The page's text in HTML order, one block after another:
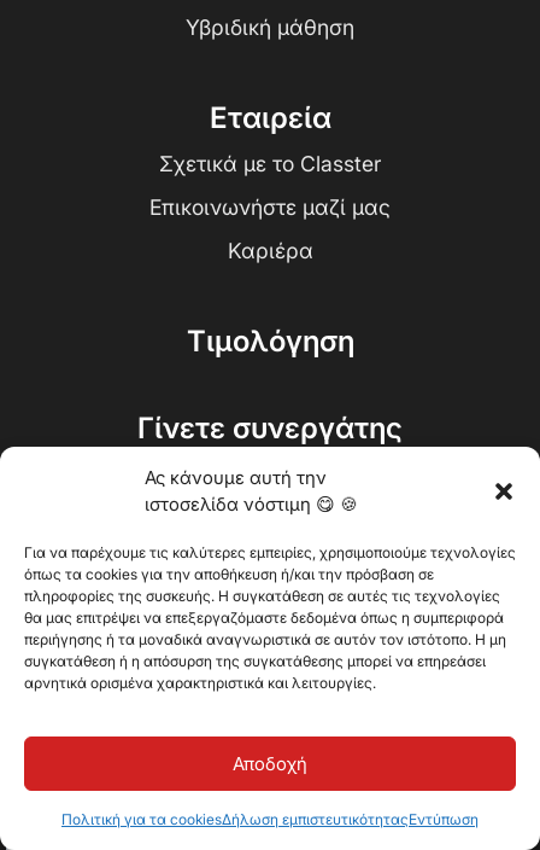
Ας κάνουμε αυτή την
ιστοσελίδα νόστιμη 😋 🍪
Για να παρέχουμε τις καλύτερες εμπειρίες, χρησιμοποιούμε τεχνολογίες
όπως τα cookies για την αποθήκευση ή/και την πρόσβαση σε
πληροφορίες της συσκευής. Η συγκατάθεση σε αυτές τις τεχνολογίες
θα μας επιτρέψει να επεξεργαζόμαστε δεδομένα όπως η συμπεριφορά
περιήγησης ή τα μοναδικά αναγνωριστικά σε αυτόν τον ιστότοπο. Η μη
συγκατάθεση ή η απόσυρση της συγκατάθεσης μπορεί να επηρεάσει
αρνητικά ορισμένα χαρακτηριστικά και λειτουργίες.
Αποδοχή
Πολιτική για τα cookiesΔήλωση εμπιστευτικότηταςΕντύπωση
Υβριδική μάθηση
Εταιρεία
Σχετικά με το Classter
Επικοινωνήστε μαζί μας
Καριέρα
Τιμολόγηση
Γίνετε συνεργάτης
Λάβετε μια εξαιρετική
συμβουλή στα
εισερχόμενά σας μία
φορά κάθε δύο
εβδομάδες